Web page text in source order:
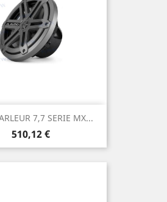
7,7 SERIE MX...
Prix
510,12 €